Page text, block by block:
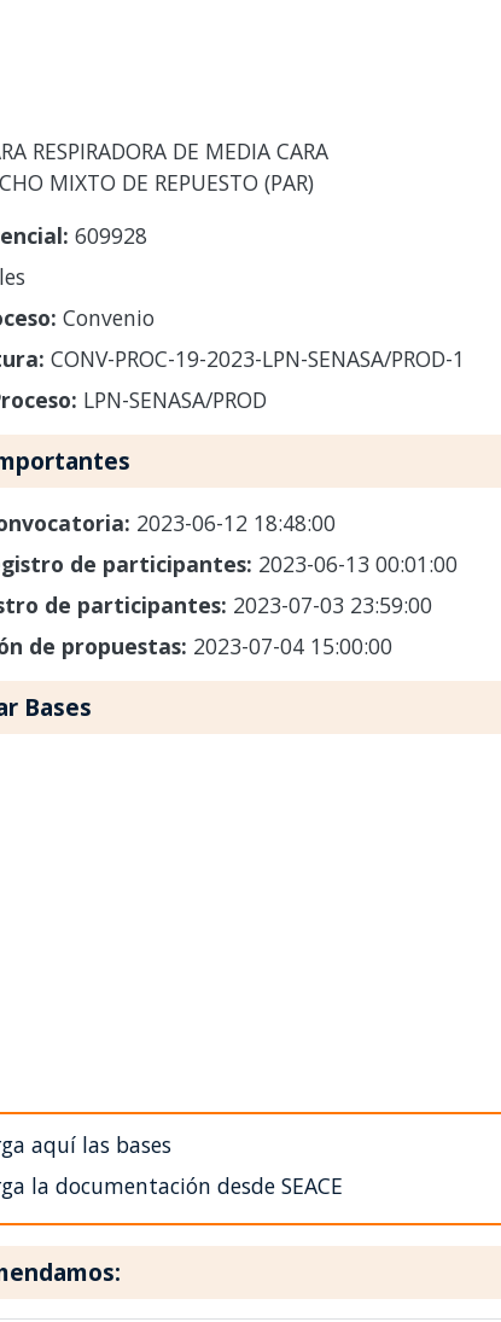
RESPIRADORA DE MEDIA CARA
MIXTO DE REPUESTO (PAR)
609928
Convenio
CONV-PROC-19-2023-LPN-SENASA/PROD-1
LPN-SENASA/PROD
2023-06-12 18:48:00
de participantes: 2023-06-13 00:01:00
de participantes: 2023-07-03 23:59:00
de propuestas: 2023-07-04 15:00:00
Bases
aquí las bases
la documentación desde SEACE